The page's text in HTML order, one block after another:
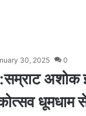
30, 2025 0
अशोक
धूमधाम